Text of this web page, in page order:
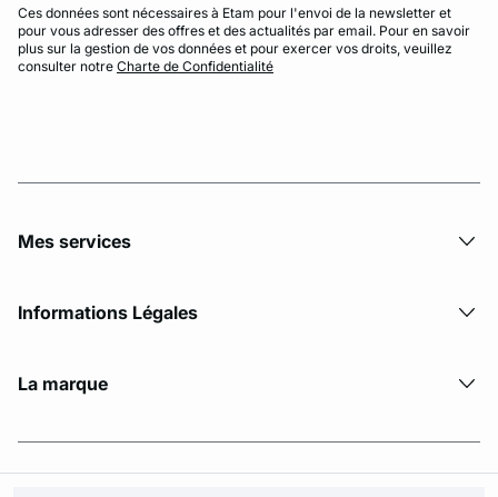
Ces données sont nécessaires à Etam pour l'envoi de la newsletter et
pour vous adresser des offres et des actualités par email. Pour en savoir
plus sur la gestion de vos données et pour exercer vos droits, veuillez
consulter notre Charte de Confidentialité
Mes services
Informations Légales
La marque